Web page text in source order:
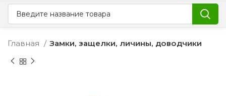
Главная Замки, защелки, личины, доводчики